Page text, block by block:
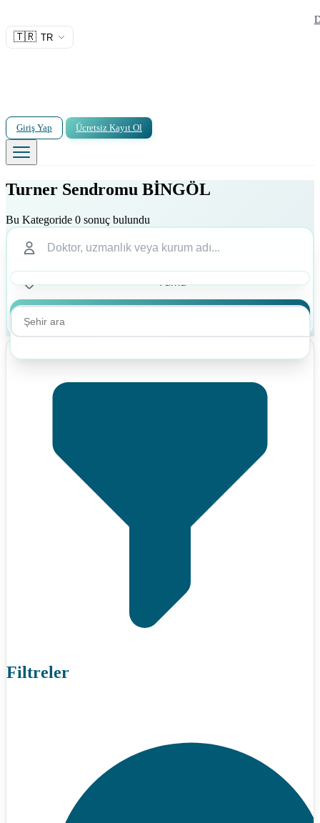
🇹🇷 TR
Giriş Yap Ücretsiz Kayıt Ol
Turner Sendromu BİNGÖL
Bu Kategoride 0 sonuç bulundu
Filtreler